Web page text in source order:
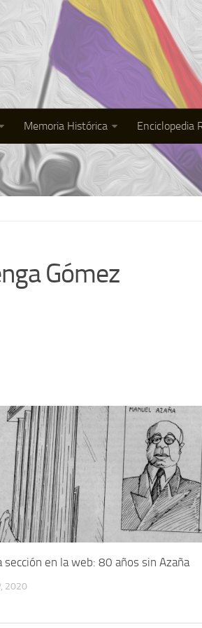
Memoria Histórica Enciclopedia
Gómez
sección en la web: 80 años sin Azaña
2020